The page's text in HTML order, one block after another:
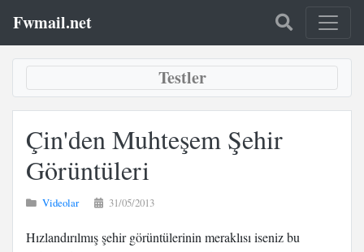
Fwmail.net
Testler
Çin'den Muhteşem Şehir
Görüntüleri
Videolar 31/05/2013
Hızlandırılmış şehir görüntülerinin meraklısı iseniz bu